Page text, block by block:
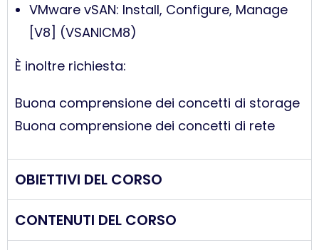
VMware vSAN: Install, Configure, Manage
[V8] (VSANICM8)
È inoltre richiesta:
Buona comprensione dei concetti di storage
Buona comprensione dei concetti di rete
OBIETTIVI DEL CORSO
CONTENUTI DEL CORSO